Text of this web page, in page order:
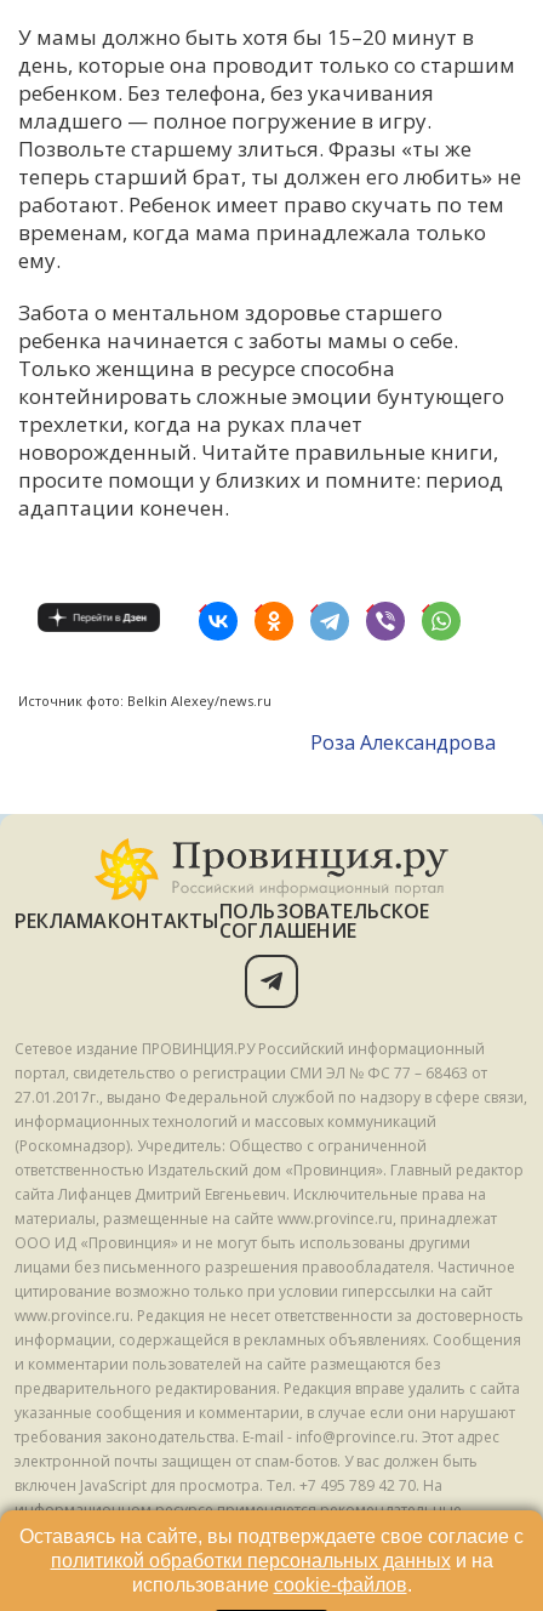
У мамы должно быть хотя бы 15–20 минут в
день, которые она проводит только со старшим
ребенком. Без телефона, без укачивания
младшего — полное погружение в игру.
Позвольте старшему злиться. Фразы «ты же
теперь старший брат, ты должен его любить» не
работают. Ребенок имеет право скучать по тем
временам, когда мама принадлежала только
ему.
Забота о ментальном здоровье старшего
ребенка начинается с заботы мамы о себе.
Только женщина в ресурсе способна
контейнировать сложные эмоции бунтующего
трехлетки, когда на руках плачет
новорожденный. Читайте правильные книги,
просите помощи у близких и помните: период
адаптации конечен.
Источник фото: Belkin Alexey/news.ru
Роза Александрова
РЕКЛАМАКОНТАКТЫПОЛЬЗОВАТЕЛЬСКОЕ
СОГЛАШЕНИЕ
Сетевое издание ПРОВИНЦИЯ.РУ Российский информационный
портал, свидетельство о регистрации СМИ ЭЛ № ФС 77 – 68463 от
27.01.2017г., выдано Федеральной службой по надзору в сфере связи,
информационных технологий и массовых коммуникаций
(Роскомнадзор). Учредитель: Общество с ограниченной
ответственностью Издательский дом «Провинция». Главный редактор
сайта Лифанцев Дмитрий Евгеньевич. Исключительные права на
материалы, размещенные на сайте www.province.ru, принадлежат
ООО ИД «Провинция» и не могут быть использованы другими
лицами без письменного разрешения правообладателя. Частичное
цитирование возможно только при условии гиперссылки на сайт
www.province.ru. Редакция не несет ответственности за достоверность
информации, содержащейся в рекламных объявлениях. Сообщения
и комментарии пользователей на сайте размещаются без
предварительного редактирования. Редакция вправе удалить с сайта
указанные сообщения и комментарии, в случае если они нарушают
требования законодательства. E-mail - info@province.ru. Этот адрес
электронной почты защищен от спам-ботов. У вас должен быть
включен JavaScript для просмотра. Tел. +7 495 789 42 70. На
информационном ресурсе применяются рекомендательные
технологии (информационные технологии предоставления
информации на основе сбора, систематизации и анализа сведений,
относящихся к предпочтениям пользователей сети "Интернет",
находящихся на территории Российской Федерации) © ООО ИД
Оставаясь на сайте, вы подтверждаете свое согласие с
политикой обработки персональных данныхи на
использование cookie-файлов.